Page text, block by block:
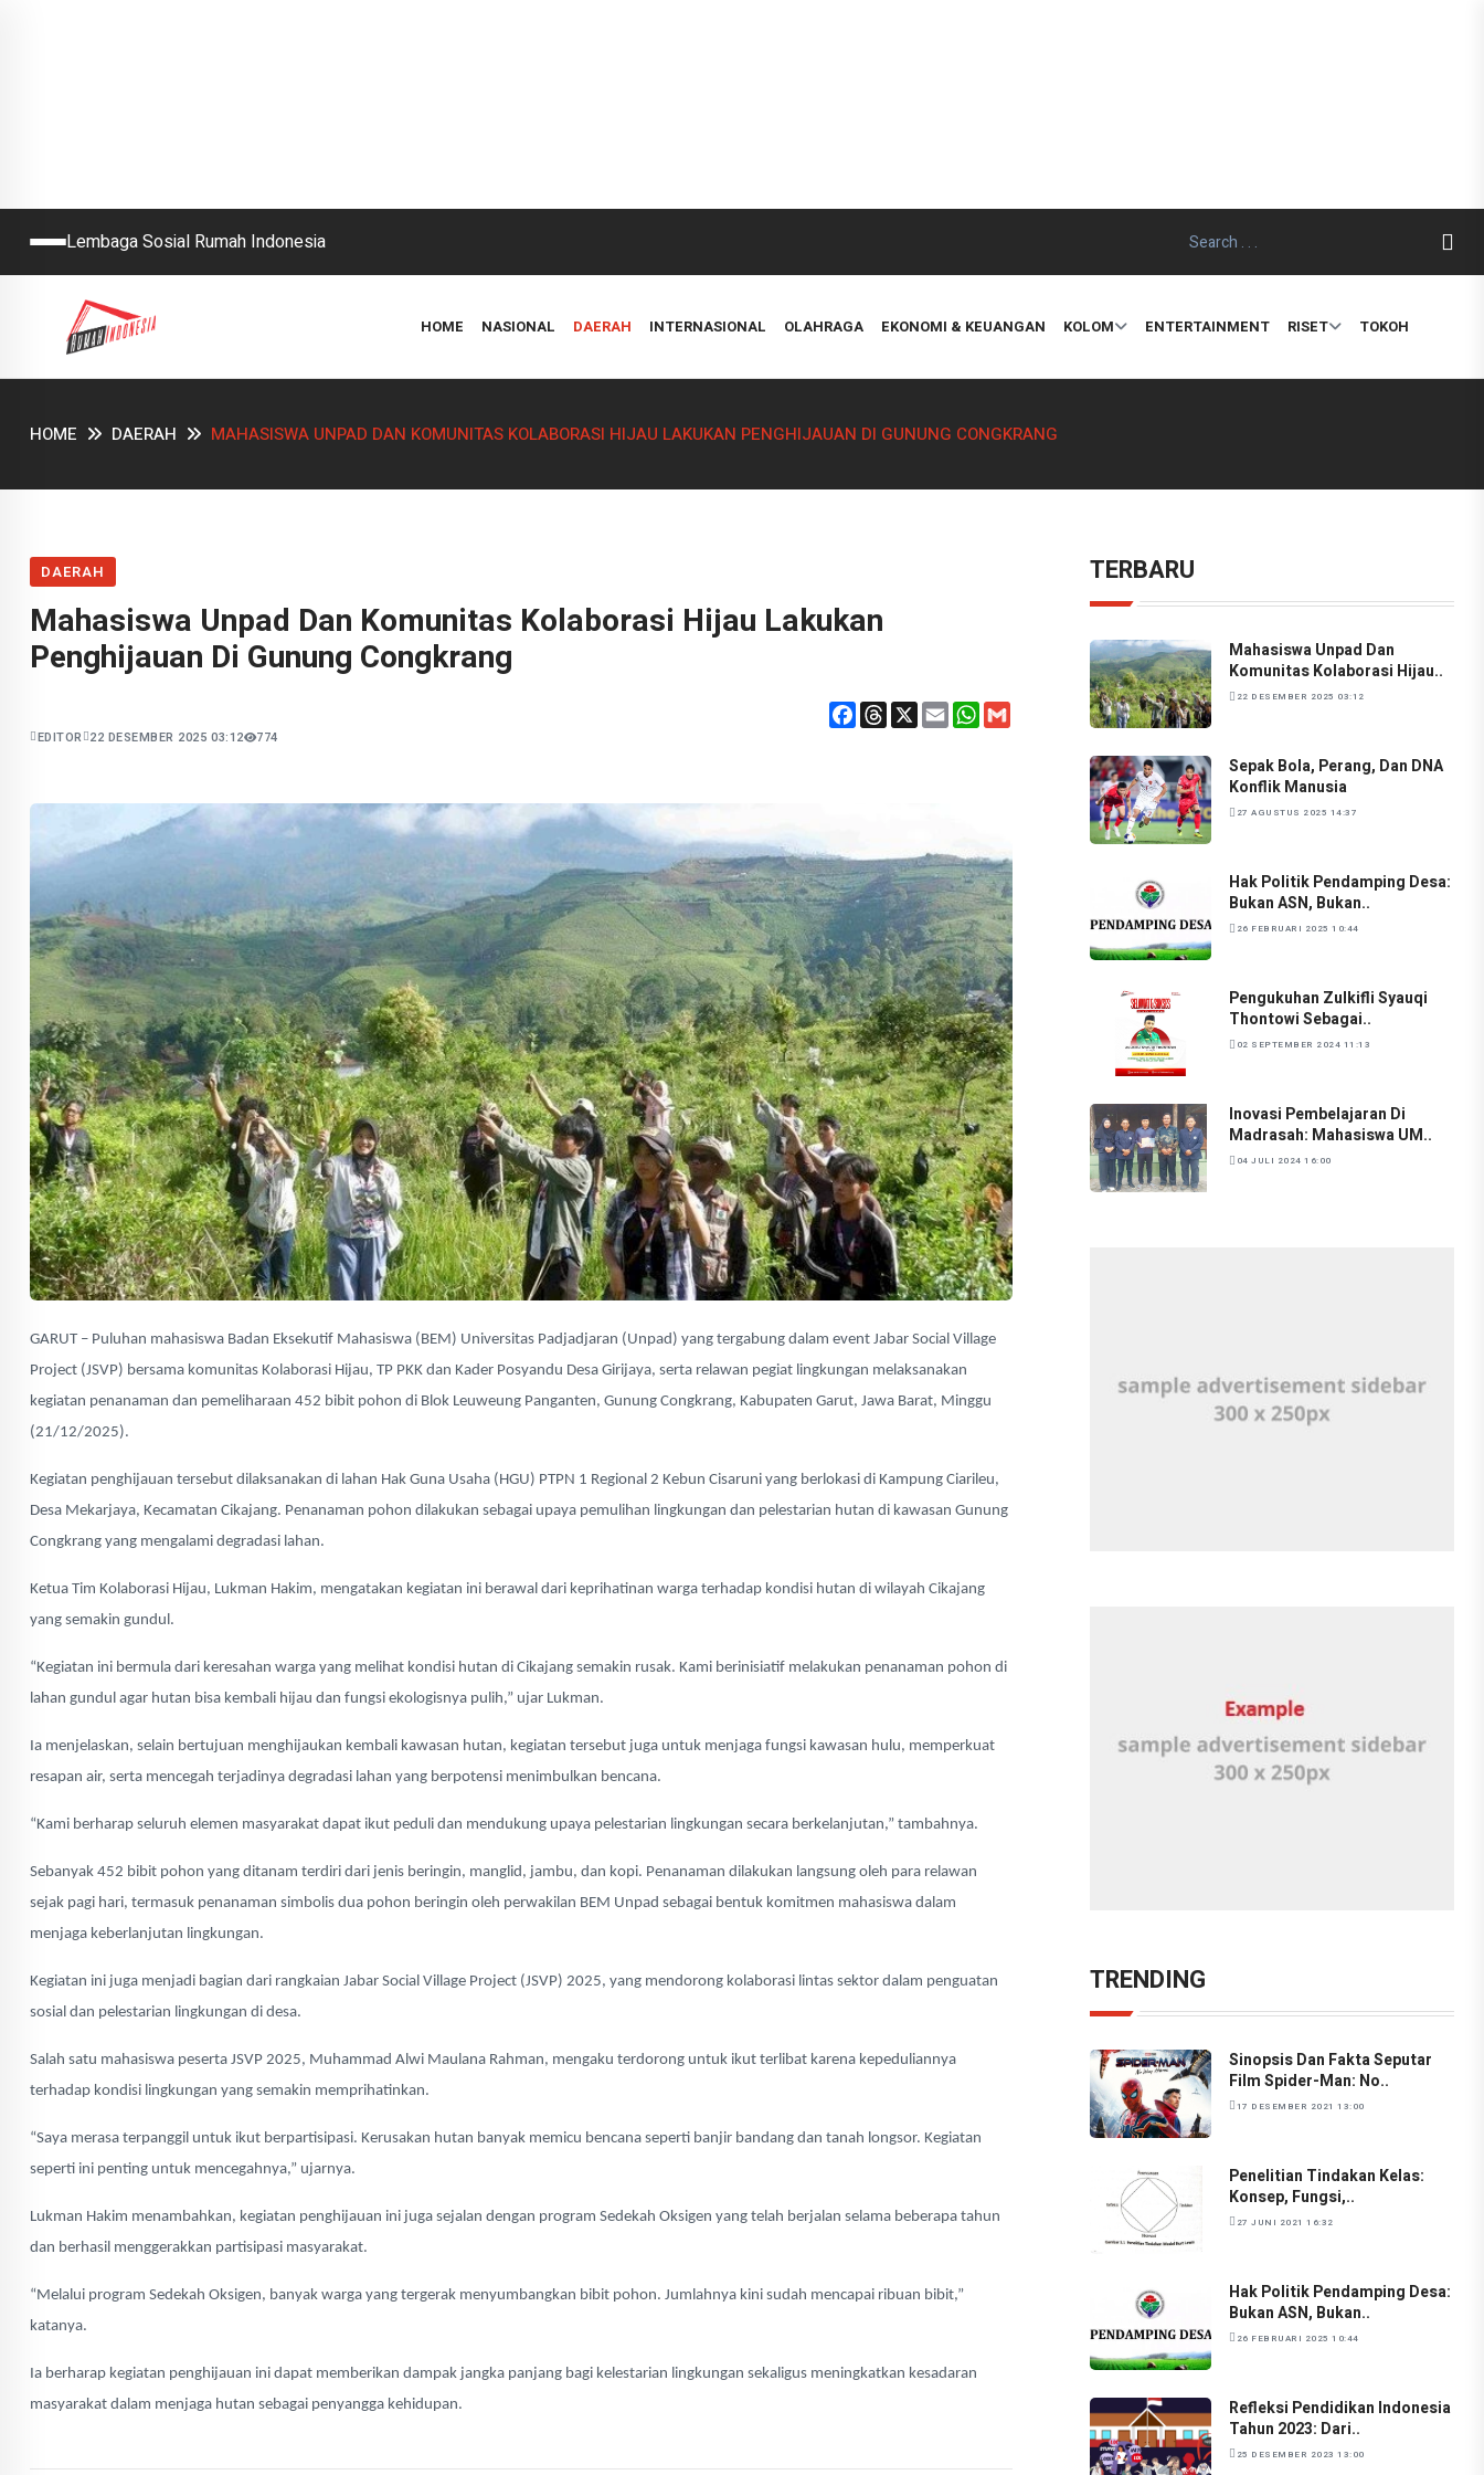
Lembaga Sosial Rumah Indonesia
HOME NASIONAL DAERAH INTERNASIONAL OLAHRAGA EKONOMI & KEUANGAN KOLOM ENTERTAINMENT RISET TOKOH
HOME DAERAH MAHASISWA UNPAD DAN KOMUNITAS KOLABORASI HIJAU LAKUKAN PENGHIJAUAN DI GUNUNG CONGKRANG
DAERAH
Mahasiswa Unpad Dan Komunitas Kolaborasi Hijau Lakukan
Penghijauan Di Gunung Congkrang
EDITOR 22 DESEMBER 2025 03:12 774
Facebook
Threads
X EmailWhatsApp
GARUT – Puluhan mahasiswa Badan Eksekutif Mahasiswa (BEM) Universitas Padjadjaran (Unpad) yang tergabung dalam event Jabar Social Village
Project (JSVP) bersama komunitas Kolaborasi Hijau, TP PKK dan Kader Posyandu Desa Girijaya, serta relawan pegiat lingkungan melaksanakan
kegiatan penanaman dan pemeliharaan 452 bibit pohon di Blok Leuweung Panganten, Gunung Congkrang, Kabupaten Garut, Jawa Barat, Minggu
(21/12/2025).
Kegiatan penghijauan tersebut dilaksanakan di lahan Hak Guna Usaha (HGU) PTPN 1 Regional 2 Kebun Cisaruni yang berlokasi di Kampung Ciarileu,
Desa Mekarjaya, Kecamatan Cikajang. Penanaman pohon dilakukan sebagai upaya pemulihan lingkungan dan pelestarian hutan di kawasan Gunung
Congkrang yang mengalami degradasi lahan.
Ketua Tim Kolaborasi Hijau, Lukman Hakim, mengatakan kegiatan ini berawal dari keprihatinan warga terhadap kondisi hutan di wilayah Cikajang
yang semakin gundul.
“Kegiatan ini bermula dari keresahan warga yang melihat kondisi hutan di Cikajang semakin rusak. Kami berinisiatif melakukan penanaman pohon di
lahan gundul agar hutan bisa kembali hijau dan fungsi ekologisnya pulih,” ujar Lukman.
Ia menjelaskan, selain bertujuan menghijaukan kembali kawasan hutan, kegiatan tersebut juga untuk menjaga fungsi kawasan hulu, memperkuat
resapan air, serta mencegah terjadinya degradasi lahan yang berpotensi menimbulkan bencana.
“Kami berharap seluruh elemen masyarakat dapat ikut peduli dan mendukung upaya pelestarian lingkungan secara berkelanjutan,” tambahnya.
Sebanyak 452 bibit pohon yang ditanam terdiri dari jenis beringin, manglid, jambu, dan kopi. Penanaman dilakukan langsung oleh para relawan
sejak pagi hari, termasuk penanaman simbolis dua pohon beringin oleh perwakilan BEM Unpad sebagai bentuk komitmen mahasiswa dalam
menjaga keberlanjutan lingkungan.
Kegiatan ini juga menjadi bagian dari rangkaian Jabar Social Village Project (JSVP) 2025, yang mendorong kolaborasi lintas sektor dalam penguatan
sosial dan pelestarian lingkungan di desa.
Salah satu mahasiswa peserta JSVP 2025, Muhammad Alwi Maulana Rahman, mengaku terdorong untuk ikut terlibat karena kepeduliannya
terhadap kondisi lingkungan yang semakin memprihatinkan.
“Saya merasa terpanggil untuk ikut berpartisipasi. Kerusakan hutan banyak memicu bencana seperti banjir bandang dan tanah longsor. Kegiatan
seperti ini penting untuk mencegahnya,” ujarnya.
Lukman Hakim menambahkan, kegiatan penghijauan ini juga sejalan dengan program Sedekah Oksigen yang telah berjalan selama beberapa tahun
dan berhasil menggerakkan partisipasi masyarakat.
“Melalui program Sedekah Oksigen, banyak warga yang tergerak menyumbangkan bibit pohon. Jumlahnya kini sudah mencapai ribuan bibit,”
katanya.
Ia berharap kegiatan penghijauan ini dapat memberikan dampak jangka panjang bagi kelestarian lingkungan sekaligus meningkatkan kesadaran
masyarakat dalam menjaga hutan sebagai penyangga kehidupan.
TERBARU
Mahasiswa Unpad Dan
Komunitas Kolaborasi Hijau..
22 DESEMBER 2025 03:12
Sepak Bola, Perang, Dan DNA
Konflik Manusia
27 AGUSTUS 2025 14:37
Hak Politik Pendamping Desa:
Bukan ASN, Bukan..
26 FEBRUARI 2025 10:44
Pengukuhan Zulkifli Syauqi
Thontowi Sebagai..
02 SEPTEMBER 2024 11:13
Inovasi Pembelajaran Di
Madrasah: Mahasiswa UM..
04 JULI 2024 16:00
TRENDING
Sinopsis Dan Fakta Seputar
Film Spider-Man: No..
17 DESEMBER 2021 13:00
Penelitian Tindakan Kelas:
Konsep, Fungsi,..
27 JUNI 2021 16:32
Hak Politik Pendamping Desa:
Bukan ASN, Bukan..
26 FEBRUARI 2025 10:44
Refleksi Pendidikan Indonesia
Tahun 2023: Dari..
25 DESEMBER 2023 13:00